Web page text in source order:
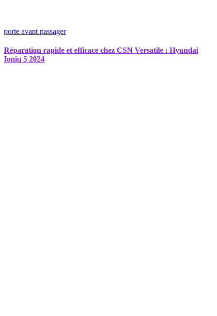
porte avant passager
Réparation rapide et efficace chez CSN Versatile : Hyundai
Ioniq 5 2024